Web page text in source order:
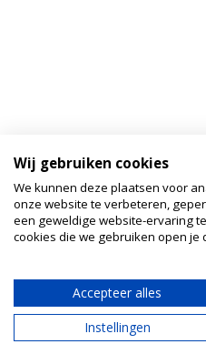
Wij gebruiken cookies
We kunnen deze plaatsen voor
onze website te verbeteren,
een geweldige website-ervaring
cookies die we gebruiken open je
Accepteer alles
Instellingen